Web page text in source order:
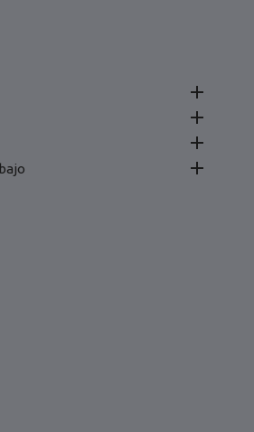



